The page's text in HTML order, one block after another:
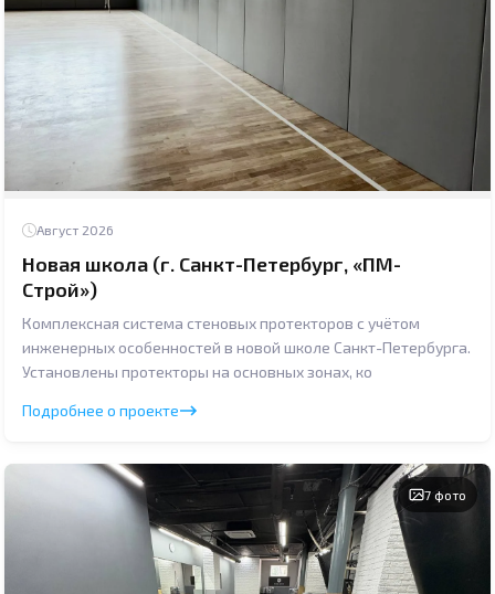
Август 2026
Новая школа (г. Санкт-Петербург, «ПМ-
Строй»)
Комплексная система стеновых протекторов с учётом
инженерных особенностей в новой школе Санкт-Петербурга.
Установлены протекторы на основных зонах, ко
Подробнее о проекте
7 фото